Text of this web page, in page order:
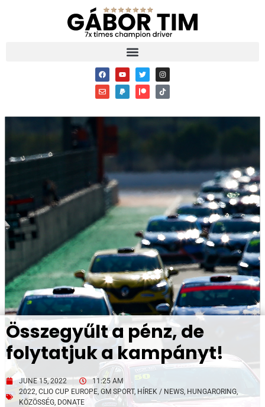
Összegyűlt a pénz, de
folytatjuk a kampányt!
JUNE 15, 2022
11:25 AM
2022, CLIO CUP EUROPE, GM SPORT, HÍREK / NEWS, HUNGARORING,
KÖZÖSSÉG, DONATE